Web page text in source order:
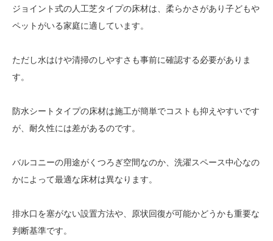
ジョイント式の人工芝タイプの床材は、柔らかさがあり子どもや
ペットがいる家庭に適しています。
ただし水はけや清掃のしやすさも事前に確認する必要がありま
す。
防水シートタイプの床材は施工が簡単でコストも抑えやすいです
が、耐久性には差があるのです。
バルコニーの用途がくつろぎ空間なのか、洗濯スペース中心なの
かによって最適な床材は異なります。
排水口を塞がない設置方法や、原状回復が可能かどうかも重要な
判断基準です。